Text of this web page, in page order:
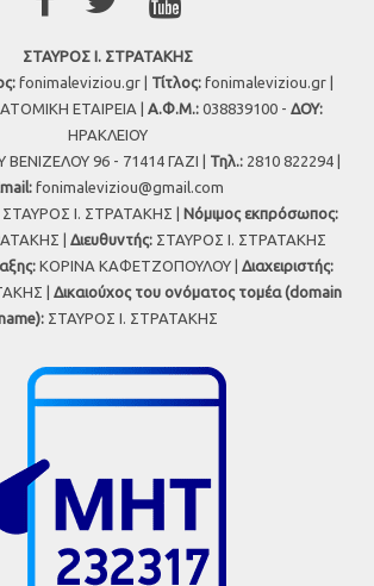
ΣΤΑΥΡΟΣ Ι. ΣΤΡΑΤΑΚΗΣ
fonimaleviziou.gr | Τίτλος:fonimaleviziou.gr |
ΑΤΟΜΙΚΗ ΕΤΑΙΡΕΙΑ | Α.Φ.Μ.: 038839100 - ΔΟΥ:
ΗΡΑΚΛΕΙΟΥ
ΒΕΝΙΖΕΛΟΥ 96 - 71414 ΓΑΖΙ | Τηλ.: 2810 822294 |
fonimaleviziou@gmail.com
ΣΤΑΥΡΟΣ Ι. ΣΤΡΑΤΑΚΗΣ | Νόμιμος εκπρόσωπος:
| Διευθυντής:ΣΤΑΥΡΟΣ Ι. ΣΤΡΑΤΑΚΗΣ
ΚΟΡΙΝΑ ΚΑΦΕΤΖΟΠΟΥΛΟΥ | Διαχειριστής:
| Δικαιούχος του ονόματος τομέα (domain
ΣΤΑΥΡΟΣ Ι. ΣΤΡΑΤΑΚΗΣ